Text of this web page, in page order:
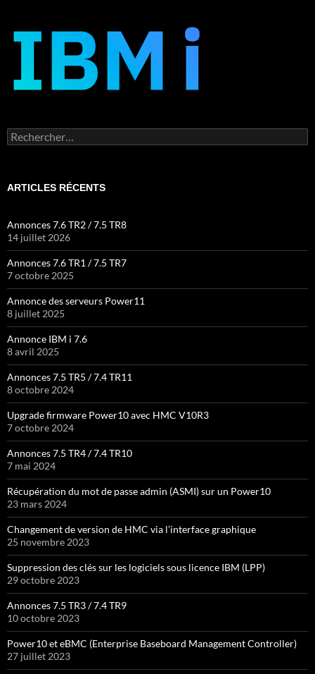
Rechercher :
ARTICLES RÉCENTS
Annonces 7.6 TR2 / 7.5 TR8
14 juillet 2026
Annonces 7.6 TR1 / 7.5 TR7
7 octobre 2025
Annonce des serveurs Power11
8 juillet 2025
Annonce IBM i 7.6
8 avril 2025
Annonces 7.5 TR5 / 7.4 TR11
8 octobre 2024
Upgrade firmware Power10 avec HMC V10R3
7 octobre 2024
Annonces 7.5 TR4 / 7.4 TR10
7 mai 2024
Récupération du mot de passe admin (ASMI) sur un Power10
23 mars 2024
Changement de version de HMC via l’interface graphique
25 novembre 2023
Suppression des clés sur les logiciels sous licence IBM (LPP)
29 octobre 2023
Annonces 7.5 TR3 / 7.4 TR9
10 octobre 2023
Power10 et eBMC (Enterprise Baseboard Management Controller)
27 juillet 2023